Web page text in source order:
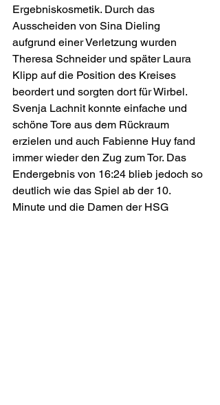
Ergebniskosmetik. Durch das
Ausscheiden von Sina Dieling
aufgrund einer Verletzung wurden
Theresa Schneider und später Laura
Klipp auf die Position des Kreises
beordert und sorgten dort für Wirbel.
Svenja Lachnit konnte einfache und
schöne Tore aus dem Rückraum
erzielen und auch Fabienne Huy fand
immer wieder den Zug zum Tor. Das
Endergebnis von 16:24 blieb jedoch so
deutlich wie das Spiel ab der 10.
Minute und die Damen der HSG